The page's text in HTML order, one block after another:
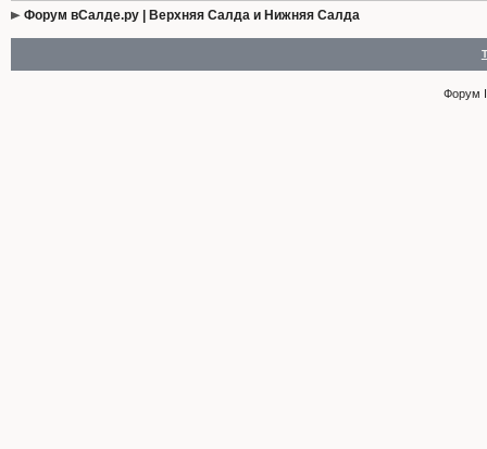
Форум вСалде.ру | Верхняя Салда и Нижняя Салда
Форум